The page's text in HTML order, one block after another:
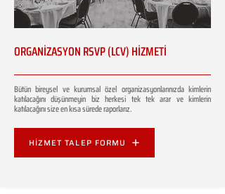
ORGANİZASYON RSVP (LCV) HİZMETİ
Bütün bireysel ve kurumsal özel organizasyonlarınızda kimlerin
katılacağını düşünmeyin biz herkesi tek tek arar ve kimlerin
katılacağını size en kısa sürede raporlarız.
HİZMET TALEP FORMU